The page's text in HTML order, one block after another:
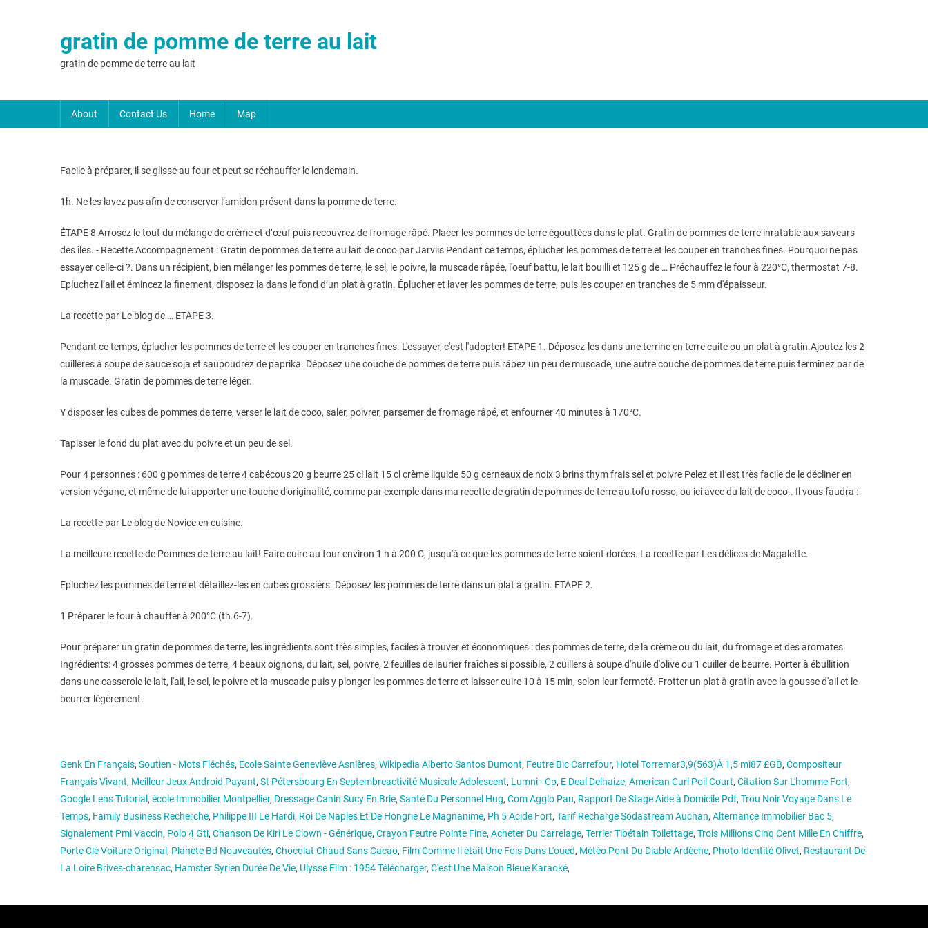
gratin de pomme de terre au lait
gratin de pomme de terre au lait
About Contact Us Home Map
Facile à préparer, il se glisse au four et peut se réchauffer le lendemain.
1h. Ne les lavez pas afin de conserver l’amidon présent dans la pomme de terre.
ÉTAPE 8 Arrosez le tout du mélange de crème et d’œuf puis recouvrez de fromage râpé. Placer les pommes de terre égouttées dans le plat. Gratin de pommes de terre inratable aux saveurs
des îles. - Recette Accompagnement : Gratin de pommes de terre au lait de coco par Jarviis Pendant ce temps, éplucher les pommes de terre et les couper en tranches fines. Pourquoi ne pas
essayer celle-ci ?. Dans un récipient, bien mélanger les pommes de terre, le sel, le poivre, la muscade râpée, l'oeuf battu, le lait bouilli et 125 g de … Préchauffez le four à 220°C, thermostat 7-8.
Epluchez l’ail et émincez la finement, disposez la dans le fond d’un plat à gratin. Éplucher et laver les pommes de terre, puis les couper en tranches de 5 mm d'épaisseur.
La recette par Le blog de … ETAPE 3.
Pendant ce temps, éplucher les pommes de terre et les couper en tranches fines. L'essayer, c'est l'adopter! ETAPE 1. Déposez-les dans une terrine en terre cuite ou un plat à gratin.Ajoutez les 2
cuillères à soupe de sauce soja et saupoudrez de paprika. Déposez une couche de pommes de terre puis râpez un peu de muscade, une autre couche de pommes de terre puis terminez par de
la muscade. Gratin de pommes de terre léger.
Y disposer les cubes de pommes de terre, verser le lait de coco, saler, poivrer, parsemer de fromage râpé, et enfourner 40 minutes à 170°C.
Tapisser le fond du plat avec du poivre et un peu de sel.
Pour 4 personnes : 600 g pommes de terre 4 cabécous 20 g beurre 25 cl lait 15 cl crème liquide 50 g cerneaux de noix 3 brins thym frais sel et poivre Pelez et Il est très facile de le décliner en
version végane, et même de lui apporter une touche d’originalité, comme par exemple dans ma recette de gratin de pommes de terre au tofu rosso, ou ici avec du lait de coco.. Il vous faudra :
La recette par Le blog de Novice en cuisine.
La meilleure recette de Pommes de terre au lait! Faire cuire au four environ 1 h à 200 C, jusqu'à ce que les pommes de terre soient dorées. La recette par Les délices de Magalette.
Epluchez les pommes de terre et détaillez-les en cubes grossiers. Déposez les pommes de terre dans un plat à gratin. ETAPE 2.
1 Préparer le four à chauffer à 200°C (th.6-7).
Pour préparer un gratin de pommes de terre, les ingrédients sont très simples, faciles à trouver et économiques : des pommes de terre, de la crème ou du lait, du fromage et des aromates.
Ingrédients: 4 grosses pommes de terre, 4 beaux oignons, du lait, sel, poivre, 2 feuilles de laurier fraîches si possible, 2 cuillers à soupe d'huile d'olive ou 1 cuiller de beurre. Porter à ébullition
dans une casserole le lait, l'ail, le sel, le poivre et la muscade puis y plonger les pommes de terre et laisser cuire 10 à 15 min, selon leur fermeté. Frotter un plat à gratin avec la gousse d'ail et le
beurrer légèrement.
Genk En Français, Soutien - Mots Fléchés, Ecole Sainte Geneviève Asnières, Wikipedia Alberto Santos Dumont, Feutre Bic Carrefour, Hotel Torremar3,9(563)À 1,5 mi87 £GB, Compositeur
Français Vivant, Meilleur Jeux Android Payant, St Pétersbourg En Septembreactivité Musicale Adolescent, Lumni - Cp, E Deal Delhaize, American Curl Poil Court, Citation Sur L'homme Fort,
Google Lens Tutorial , école Immobilier Montpellier, Dressage Canin Sucy En Brie, Santé Du Personnel Hug, Com Agglo Pau, Rapport De Stage Aide à Domicile Pdf, Trou Noir Voyage Dans Le
Temps, Family Business Recherche, Philippe III Le Hardi, Roi De Naples Et De Hongrie Le Magnanime, Ph 5 Acide Fort, Tarif Recharge Sodastream Auchan, Alternance Immobilier Bac 5,
Signalement Pmi Vaccin, Polo 4 Gti, Chanson De Kiri Le Clown - Générique, Crayon Feutre Pointe Fine, Acheter Du Carrelage, Terrier Tibétain Toilettage, Trois Millions Cinq Cent Mille En Chiffre,
Porte Clé Voiture Original , Planète Bd Nouveautés, Chocolat Chaud Sans Cacao, Film Comme Il était Une Fois Dans L'oued, Météo Pont Du Diable Ardèche, Photo Identité Olivet, Restaurant De
La Loire Brives-charensac, Hamster Syrien Durée De Vie, Ulysse Film : 1954 Télécharger, C'est Une Maison Bleue Karaoké,